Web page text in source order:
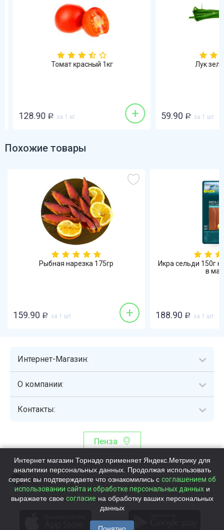
Томат красный 1кг
128.90 Р за 1 кг +
Лук
59.90 Р за 1 шт
Похожие товары
Рыбная нарезка 175гр
159.90 Р за 1 шт +
Икра сельди 150г
в
188.90 Р за 1 шт
Интернет-Магазин:
О компании:
Контакты:
Пенза
Торнадо - интернет-гипермаркет, осуществляющий сборку,
выдачу и доставку готовых наборов продуктов питания.
Общество с ограниченной ответственностью «Торнадо» (ОГРН
1115837002819, ИНН/КПП 5837047684/583701001, юр. адрес:
440058, Россия, Пензенская обл., г. Пенза, ул.Бийская, д.1Г, оф.17)
Номер телефона +78003339713
Интернет магазин Торнадо применяет Яндекс.Метрику для
аналитики персональных данных. Продолжая использовать
сервис вы подтверждаете что ознакомились с соглашением об
использовании сайта и обработке персональных данныхи
выражаете свое согласие на обработку ваших персональных
данных